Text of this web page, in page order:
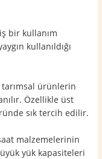
bir kullanım
kullanıldığı
tarımsal ürünlerin
Özellikle üst
sık tercih edilir.
malzemelerinin
yük kapasiteleri